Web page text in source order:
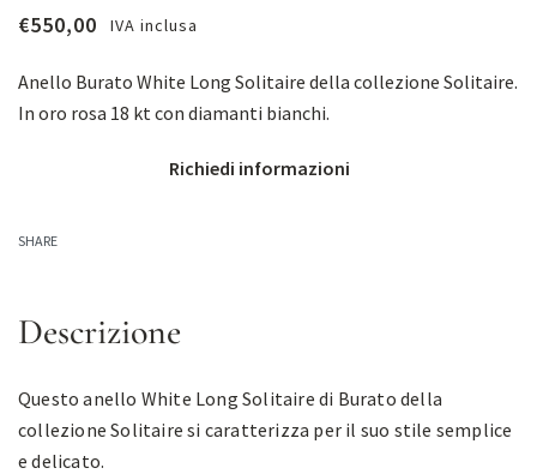
€550,00 IVA inclusa
Anello Burato White Long Solitaire della collezione Solitaire.
In oro rosa 18 kt con diamanti bianchi.
Richiedi informazioni
SHARE
Descrizione
Questo anello White Long Solitaire di Burato della
collezione Solitaire si caratterizza per il suo stile semplice
e delicato.